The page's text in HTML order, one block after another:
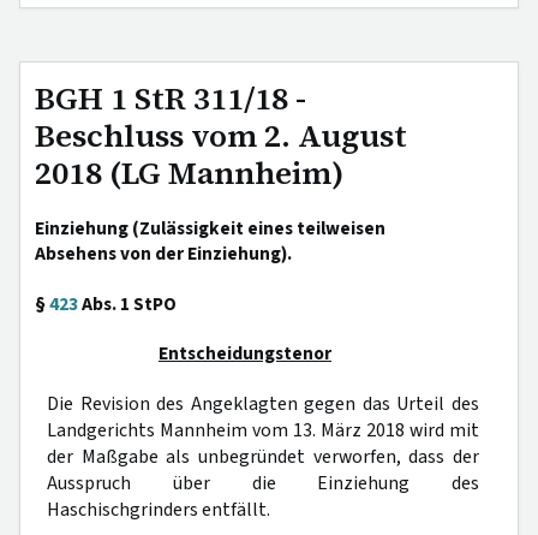
BGH 1 StR 311/18 -
Beschluss vom 2. August
2018 (LG Mannheim)
Einziehung (Zulässigkeit eines teilweisen
Absehens von der Einziehung).
§423Abs. 1 StPO
Entscheidungstenor
Die Revision des Angeklagten gegen das Urteil des
Landgerichts Mannheim vom 13. März 2018 wird mit
der Maßgabe als unbegründet verworfen, dass der
Ausspruch über die Einziehung des
Haschischgrinders entfällt.